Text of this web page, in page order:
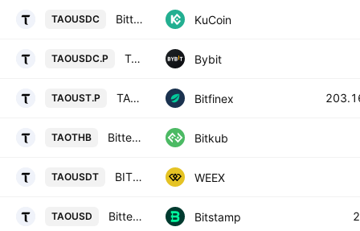
TAOUSDC Bittensor / USD Coin KuCoin
TAOUSDC.P TAOPERP Perpetual Contract Bybit
TAOUST.P TAOF0 / USTF0 Bitfinex
TAOTHB Bittensor Bitkub
TAOUSDT BITTENSOR/TETHERUS WEEX
TAOUSD Bittensor / U.S. dollar Bitstamp